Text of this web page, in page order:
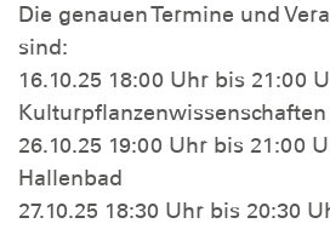
Die genauen Termine und
sind:
16.10.25 18:00 Uhr bis 21:00
26.10.25 19:00 Uhr bis 21:00
Hallenbad
27.10.25 18:30 Uhr bis 20:30